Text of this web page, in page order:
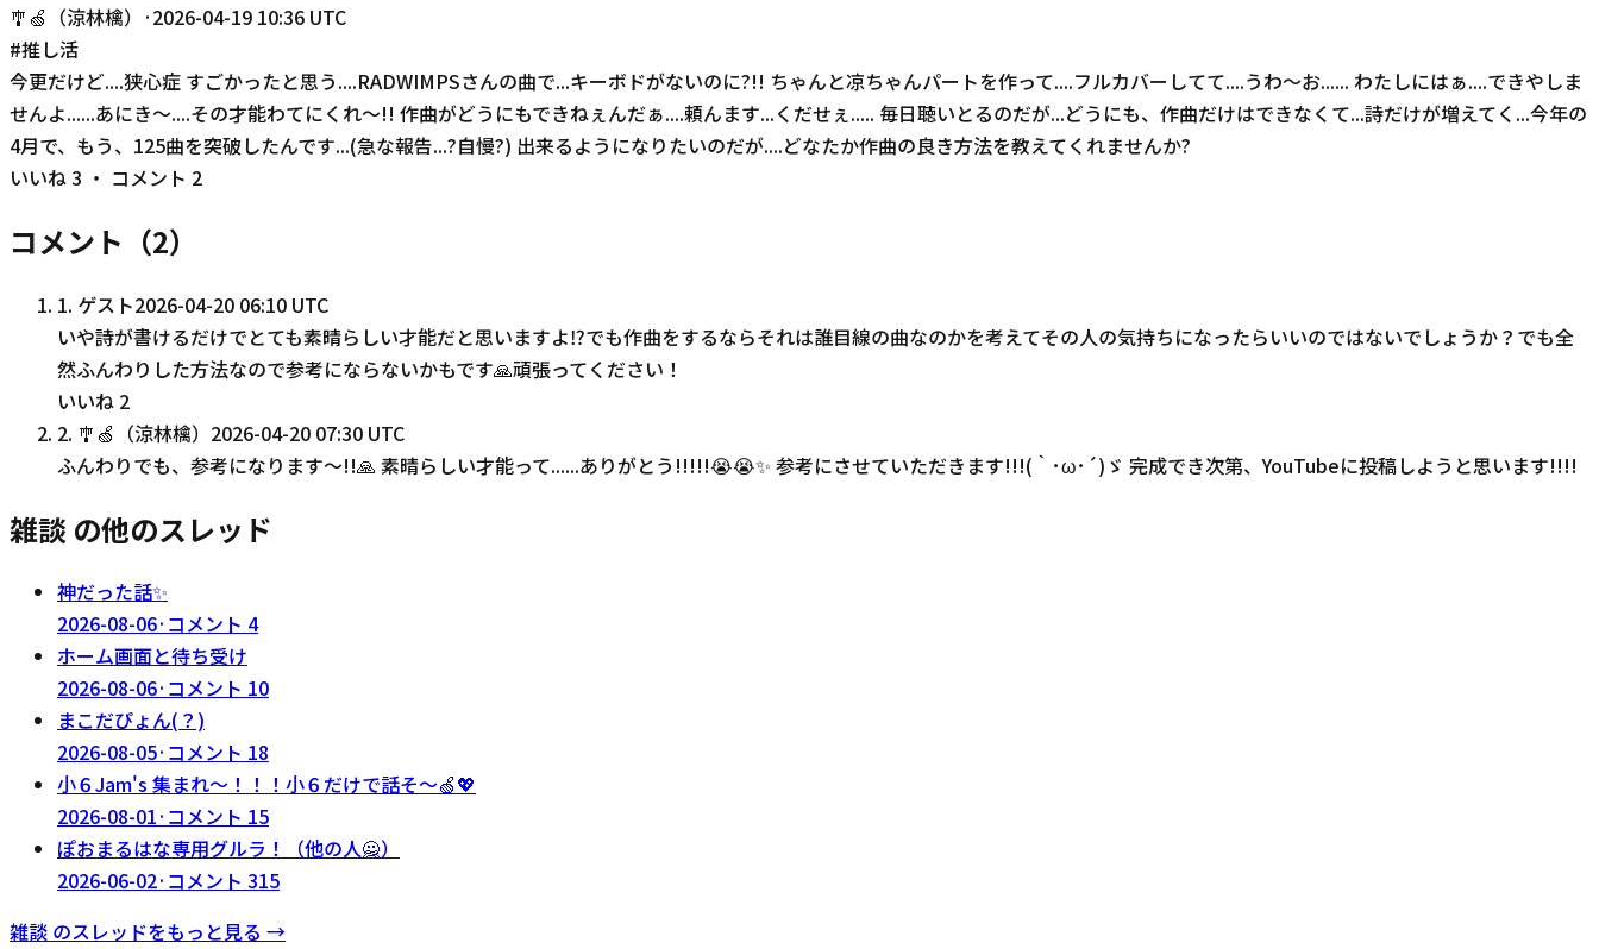
🎐🍏（涼林檎） ·2026-04-19 10:36 UTC
#推し活
今更だけど....狭心症 すごかったと思う....RADWIMPSさんの曲で...キーボドがないのに?!! ちゃんと凉ちゃんパートを作って....フルカバーしてて....うわ〜お...... わたしにはぁ....できやしま
せんよ......あにき〜....その才能わてにくれ〜!! 作曲がどうにもできねぇんだぁ....頼んます...くだせぇ..... 毎日聴いとるのだが...どうにも、作曲だけはできなくて...詩だけが増えてく...今年の
4月で、もう、125曲を突破したんです...(急な報告...?自慢?) 出来るようになりたいのだが....どなたか作曲の良き方法を教えてくれませんか?
いいね3 ・ コメント 2
コメント（2）
1. ゲスト2026-04-20 06:10 UTC
いや詩が書けるだけでとても素晴らしい才能だと思いますよ⁉︎でも作曲をするならそれは誰目線の曲なのかを考えてその人の気持ちになったらいいのではないでしょうか？でも全
然ふんわりした方法なので参考にならないかもです🙏頑張ってください！
いいね 2
2. 🎐🍏（涼林檎） 2026-04-20 07:30 UTC
ふんわりでも、参考になります〜!!🙏 素晴らしい才能って......ありがとう!!!!!😭😭✨️ 参考にさせていただきます!!!(｀･ω･´)ゞ 完成でき次第、YouTubeに投稿しようと思います!!!!
雑談 の他のスレッド
神だった話✨
2026-08-06· コメント 4
ホーム画面と待ち受け
2026-08-06· コメント 10
まこだぴょん(？)
2026-08-05· コメント 18
小６Jam's 集まれ〜！！！小６だけで話そ〜🍏💖
2026-08-01· コメント 15
ぽおまるはな専用グルラ！（他の人🙅）
2026-06-02· コメント 315
雑談 のスレッドをもっと見る →